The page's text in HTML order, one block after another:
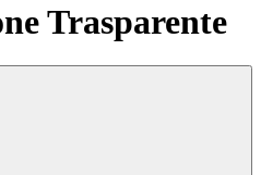
Trasparente